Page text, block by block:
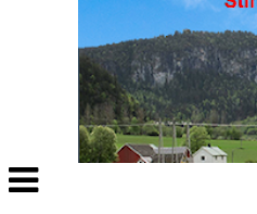
Veksle
navigasjon